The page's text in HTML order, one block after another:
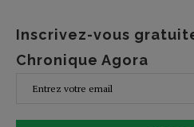
Inscrivez-vous
Chronique Agora